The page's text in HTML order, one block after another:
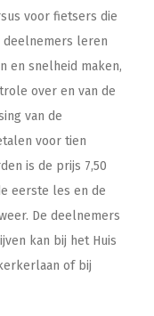
voor fietsers die
deelnemers leren
en snelheid maken,
over en van de
van de
voor tien
is de prijs 7,50
eerste les en de
De deelnemers
kan bij het Huis
of bij